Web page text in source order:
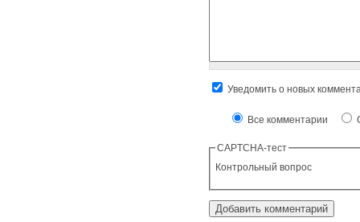
Уведомить о новых
Все комментарии
CAPTCHA-тест
Контрольный вопрос